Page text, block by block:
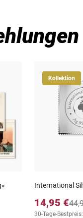
Kollektion
International
14,95 €
30-Tage-